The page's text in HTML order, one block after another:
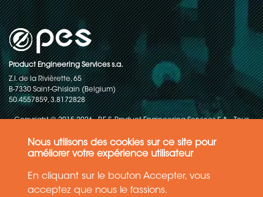
Nous utilisons des cookies sur ce site pour
améliorer votre expérience utilisateur
En cliquant sur le bouton Accepter, vous
acceptez que nous le fassions.
Product Engineering Services s.a.
Z.I. de la Rivièrette, 65
B-7330 Saint-Ghislain (Belgium)
50.4557859, 3.8172828
Copyright © 2015-2026 - P.E.S. Product Engineering Services S.A. - Tous
Politique de protection des données
Conditions générales de ventes